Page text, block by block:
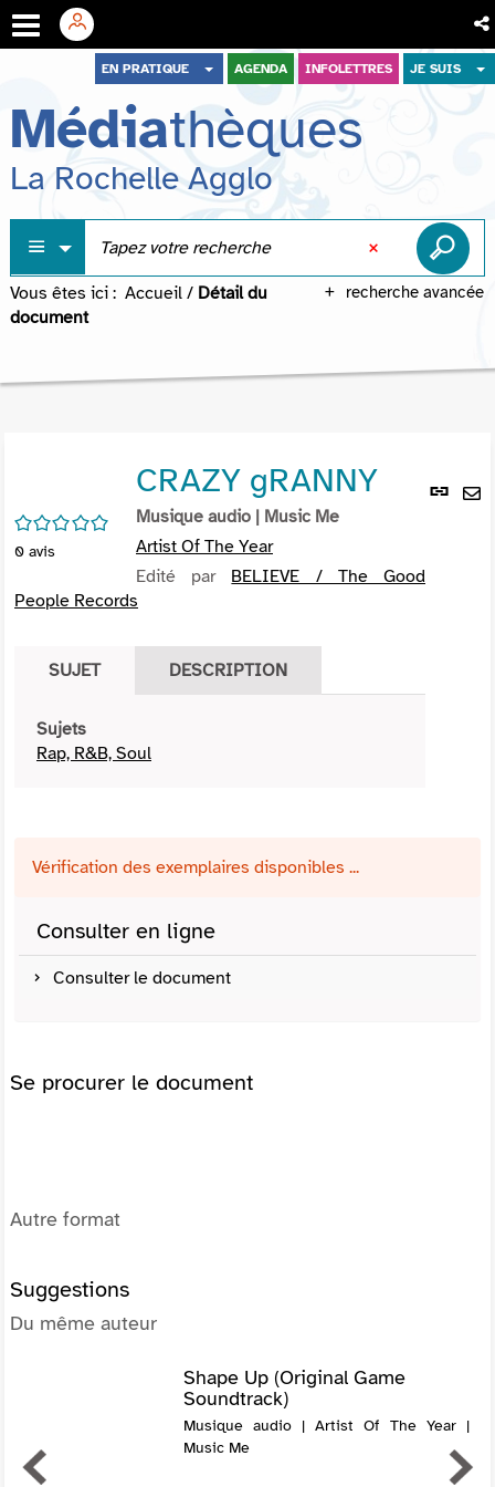
menu
contenu
recherche
EN PRATIQUE AGENDA INFOLETTRES JE SUIS
Médiathèques
La Rochelle Agglo
recherche avancée
Vous êtes ici : Accueil / Détail du
document
Lien
/5
0 avis
CRAZY gRANNY
Musique audio | Music Me
Artist Of The Year
Edité par BELIEVE / The Good
People Records
SUJET DESCRIPTION
Sujets
Rap, R&B, Soul
Vérification des exemplaires disponibles ...
Consulter en ligne
Consulter le document
Se procurer le document
Autre format
Suggestions
Du même auteur
Shape Up (Original Game
Soundtrack)
Musique audio | Artist Of The Year |
Music Me